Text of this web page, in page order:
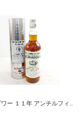
エドラダワー １１年 アンチルフィルタード ２００２ シグナトリー